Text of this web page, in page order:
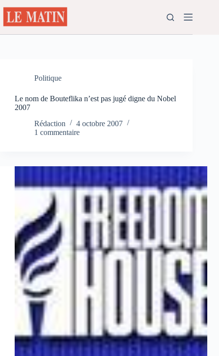
au
contenu
Politique
Le nom de Bouteflika n’est pas jugé digne du Nobel
2007
Rédaction
4 octobre 2007
1 commentaire